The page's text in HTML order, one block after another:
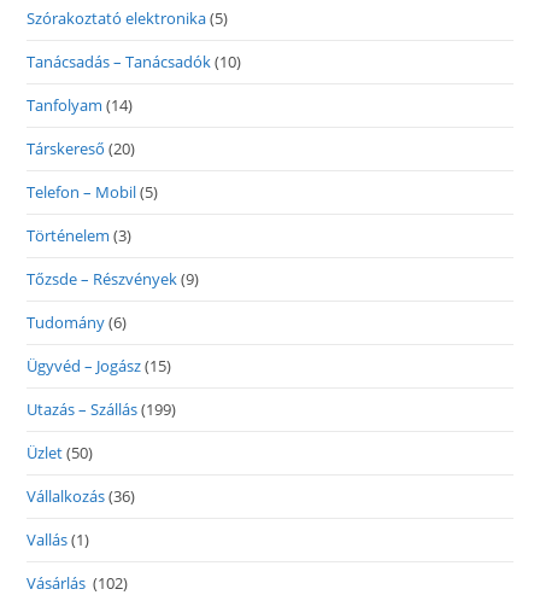
Szórakoztató elektronika(5)
Tanácsadás – Tanácsadók(10)
Tanfolyam (14)
Társkereső (20)
Telefon – Mobil(5)
Történelem (3)
Tőzsde – Részvények(9)
Tudomány(6)
Ügyvéd – Jogász(15)
Utazás – Szállás(199)
Üzlet(50)
Vállalkozás(36)
Vallás(1)
Vásárlás (102)